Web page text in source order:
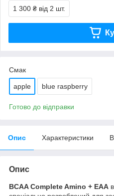
1 300 ₴ від 2 шт.
Смак
apple blue raspberry
Готово до відправки
Опис Характеристики
Опис
BCAA Complete Amino + EAA